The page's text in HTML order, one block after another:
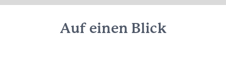
Auf einen Blick